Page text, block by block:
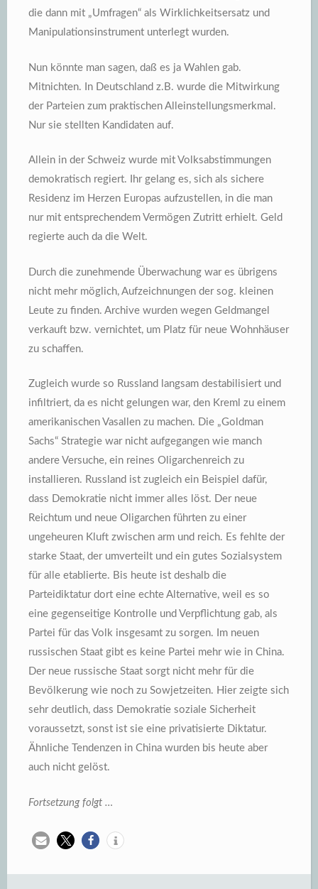
die dann mit „Umfragen“ als Wirklichkeitsersatz und
Manipulationsinstrument unterlegt wurden.
Nun könnte man sagen, daß es ja Wahlen gab.
Mitnichten. In Deutschland z.B. wurde die Mitwirkung
der Parteien zum praktischen Alleinstellungsmerkmal.
Nur sie stellten Kandidaten auf.
Allein in der Schweiz wurde mit Volksabstimmungen
demokratisch regiert. Ihr gelang es, sich als sichere
Residenz im Herzen Europas aufzustellen, in die man
nur mit entsprechendem Vermögen Zutritt erhielt. Geld
regierte auch da die Welt.
Durch die zunehmende Überwachung war es übrigens
nicht mehr möglich, Aufzeichnungen der sog. kleinen
Leute zu finden. Archive wurden wegen Geldmangel
verkauft bzw. vernichtet, um Platz für neue Wohnhäuser
zu schaffen.
Zugleich wurde so Russland langsam destabilisiert und
infiltriert, da es nicht gelungen war, den Kreml zu einem
amerikanischen Vasallen zu machen. Die „Goldman
Sachs“ Strategie war nicht aufgegangen wie manch
andere Versuche, ein reines Oligarchenreich zu
installieren. Russland ist zugleich ein Beispiel dafür,
dass Demokratie nicht immer alles löst. Der neue
Reichtum und neue Oligarchen führten zu einer
ungeheuren Kluft zwischen arm und reich. Es fehlte der
starke Staat, der umverteilt und ein gutes Sozialsystem
für alle etablierte. Bis heute ist deshalb die
Parteidiktatur dort eine echte Alternative, weil es so
eine gegenseitige Kontrolle und Verpflichtung gab, als
Partei für das Volk insgesamt zu sorgen. Im neuen
russischen Staat gibt es keine Partei mehr wie in China.
Der neue russische Staat sorgt nicht mehr für die
Bevölkerung wie noch zu Sowjetzeiten. Hier zeigte sich
sehr deutlich, dass Demokratie soziale Sicherheit
voraussetzt, sonst ist sie eine privatisierte Diktatur.
Ähnliche Tendenzen in China wurden bis heute aber
auch nicht gelöst.
Fortsetzung folgt …